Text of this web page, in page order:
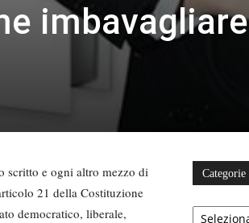
imbavagliare
scritto e ogni altro mezzo di
21 della Costituzione
democratico, liberale,
Categorie
Categorie